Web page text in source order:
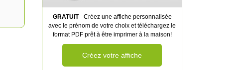
GRATUIT- Créez une affiche personnalisée
avec le prénom de votre choix et téléchargez le
format PDF prêt à être imprimer à la maison!
Créez votre affiche